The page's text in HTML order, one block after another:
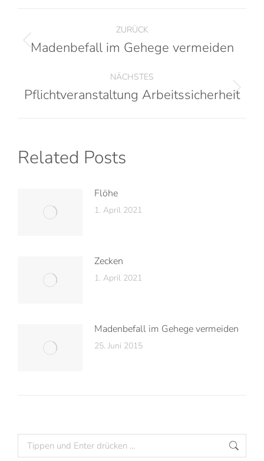
ZURÜCK
Madenbefall im Gehege vermeiden
NÄCHSTES
Pflichtveranstaltung Arbeitssicherheit
Related Posts
Flöhe
1. April 2021
Zecken
1. April 2021
Madenbefall im Gehege vermeiden
25. Juni 2015